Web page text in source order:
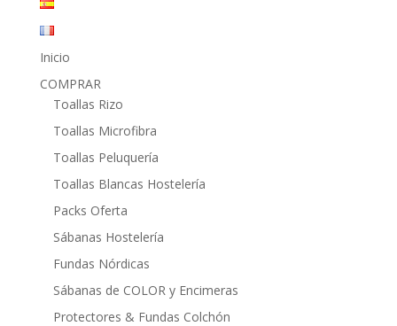
Inicio
COMPRAR
Toallas Rizo
Toallas Microfibra
Toallas Peluquería
Toallas Blancas Hostelería
Packs Oferta
Sábanas Hostelería
Fundas Nórdicas
Sábanas de COLOR y Encimeras
Protectores & Fundas Colchón